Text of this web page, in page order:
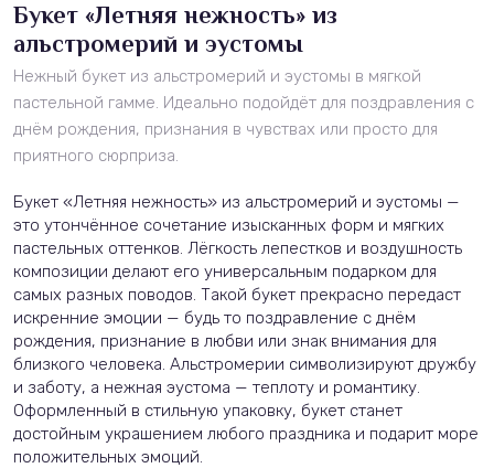
Букет «Летняя нежность» из
альстромерий и эустомы
Нежный букет из альстромерий и эустомы в мягкой
пастельной гамме. Идеально подойдёт для поздравления с
днём рождения, признания в чувствах или просто для
приятного сюрприза.
Букет «Летняя нежность» из альстромерий и эустомы —
это утончённое сочетание изысканных форм и мягких
пастельных оттенков. Лёгкость лепестков и воздушность
композиции делают его универсальным подарком для
самых разных поводов. Такой букет прекрасно передаст
искренние эмоции — будь то поздравление с днём
рождения, признание в любви или знак внимания для
близкого человека. Альстромерии символизируют дружбу
и заботу, а нежная эустома — теплоту и романтику.
Оформленный в стильную упаковку, букет станет
достойным украшением любого праздника и подарит море
положительных эмоций.